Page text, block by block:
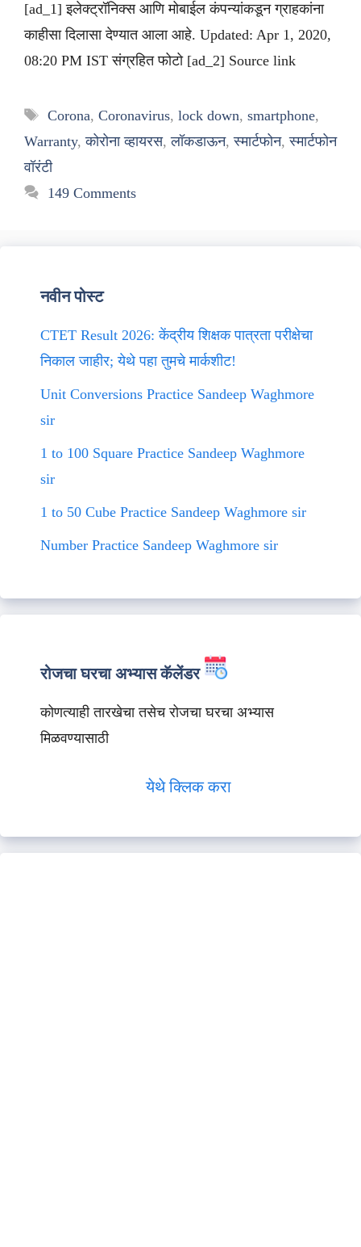
[ad_1] इलेक्ट्रॉनिक्स आणि मोबाईल कंपन्यांकडून ग्राहकांना
काहीसा दिलासा देण्यात आला आहे. Updated: Apr 1, 2020,
08:20 PM IST संग्रहित फोटो [ad_2] Source link
Tags
Corona, Coronavirus, lock down, smartphone,
Warranty,कोरोना व्हायरस,लॉकडाऊन,स्मार्टफोन,स्मार्टफोन
वॉरंटी
149 Comments
नवीन पोस्ट
CTET Result 2026: केंद्रीय शिक्षक पात्रता परीक्षेचा
निकाल जाहीर; येथे पहा तुमचे मार्कशीट!
Unit Conversions Practice Sandeep Waghmore
sir
1 to 100 Square Practice Sandeep Waghmore
sir
1 to 50 Cube Practice Sandeep Waghmore sir
Number Practice Sandeep Waghmore sir
रोजचा घरचा अभ्यास कॅलेंडर
कोणत्याही तारखेचा तसेच रोजचा घरचा अभ्यास
मिळवण्यासाठी
येथे क्लिक करा